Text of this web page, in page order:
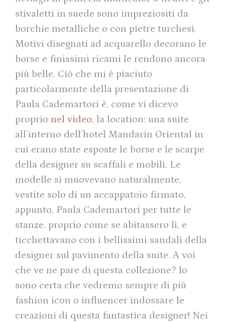
stivaletti in suede sono impreziositi da
borchie metalliche o con pietre turchesi.
Motivi disegnati ad acquarello decorano le
borse e finissimi ricami le rendono ancora
più belle. Ciò che mi è piaciuto
particolarmente della presentazione di
Paula Cademartori è, come vi dicevo
proprio nel video, la location: una suite
all’interno dell’hotel Mandarin Oriental in
cui erano state esposte le borse e le scarpe
della designer su scaffali e mobili. Le
modelle si muovevano naturalmente,
vestite solo di un accappatoio firmato,
appunto, Paula Cademartori per tutte le
stanze, proprio come se abitassero lì, e
ticchettavano con i bellissimi sandali della
designer sul pavimento della suite. A voi
che ve ne pare di questa collezione? Io
sono certa che vedremo sempre di più
fashion icon o influencer indossare le
creazioni di questa fantastica designer! Nei